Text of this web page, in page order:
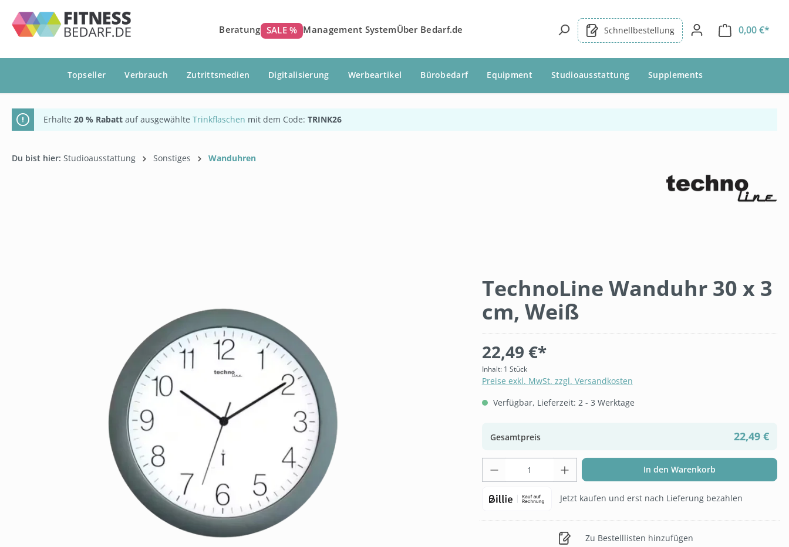
Zur Hauptnavigation springen
Beratung SALE % Management SystemÜber Bedarf.de Schnellbestellung 0,00 €*
Topseller Verbrauch Zutrittsmedien Digitalisierung Werbeartikel Bürobedarf Equipment Studioausstattung Supplements
Erhalte 20 % Rabatt auf ausgewählte Trinkflaschen mit dem Code: TRINK26
Du bist hier: Studioausstattung Sonstiges Wanduhren
TechnoLine Wanduhr 30 x 3
cm, Weiß
22,49 €*
Inhalt: 1 Stück
Preise exkl. MwSt. zzgl. Versandkosten
Verfügbar, Lieferzeit: 2 - 3 Werktage
Gesamtpreis 22,49 €
Produkt Anzahl: Gib den gewünschten Wert
In den Warenkorb
Jetzt kaufen und erst nach Lieferung bezahlen
Zu Bestelllisten hinzufügen